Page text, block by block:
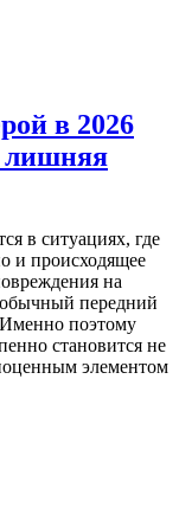
в 2026
лишняя
в ситуациях, где
и происходящее
на
передний
Именно поэтому
становится не
элементом